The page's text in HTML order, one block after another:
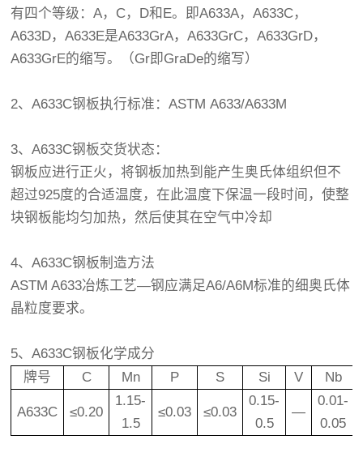
有四个等级：A，C，D和E。即A633A，A633C，
A633D，A633E是A633GrA，A633GrC，A633GrD，
A633GrE的缩写。（Gr即GraDe的缩写）
2、A633C钢板执行标准：ASTM A633/A633M
3、A633C钢板交货状态：
钢板应进行正火 ，将钢板加热到能产生奥氏体组织但不
超过925度的合适温度，在此温度下保温一段时间，使整
块钢板能均匀加热，然后使其在空气中冷却
4、A633C钢板制造方法
ASTM A633冶炼工艺—钢应满足A6/A6M标准的细奥氏体
晶粒度要求。
5、A633C钢板化学成分
牌号
C Mn P S Si V Nb
A633C ≤0.20
1.15-
1.5
≤0.03 ≤0.03
0.15-
0.5
—
0.01-
0.05